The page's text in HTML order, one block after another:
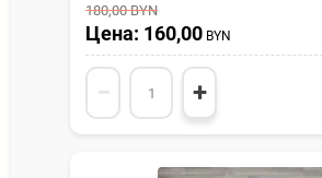
180,00BYN
Цена: 160,00 BYN
− +